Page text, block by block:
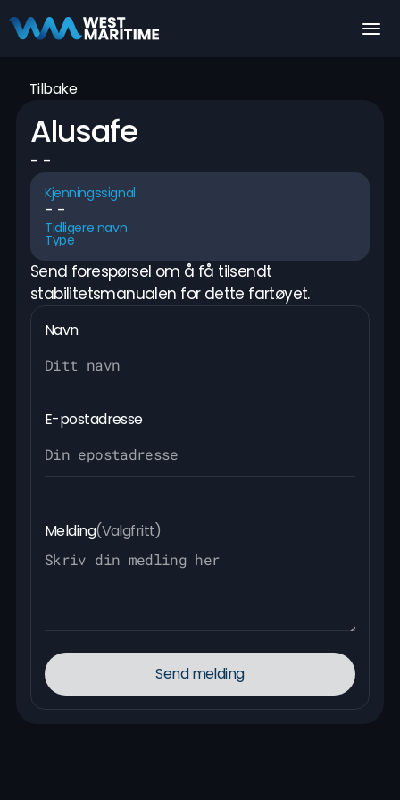
Tilbake
Alusafe
- -
Kjenningssignal
- -
Tidligere navn
Type
Send forespørsel om å få tilsendt
stabilitetsmanualen for dette fartøyet.
Navn
E-postadresse
Melding(Valgfritt)
Send melding